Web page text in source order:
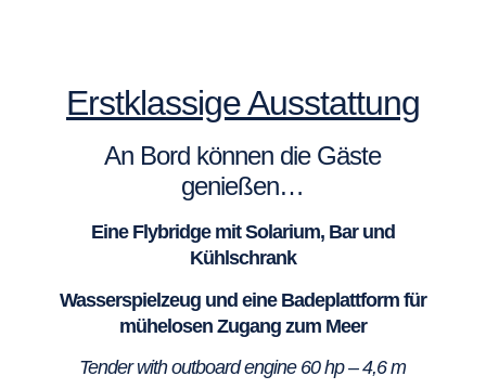
Erstklassige Ausstattung
An Bord können die Gäste
genießen…
Eine Flybridge mit Solarium, Bar und
Kühlschrank
Wasserspielzeug und eine Badeplattform für
mühelosen Zugang zum Meer
Tender with outboard engine 60 hp – 4,6 m